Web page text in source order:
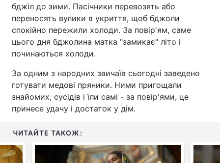
бджіл до зими. Пасічники перевозять або
переносять вулики в укриття, щоб бджоли
спокійно пережили холоди. За повір'ям, саме
цього дня бджолина матка "замикає" літо і
починаються холоди.
За одним з народних звичаїв сьогодні заведено
готувати медові пряники. Ними пригощали
знайомих, сусідів і їли самі - за повір'ями, це
принесе удачу і достаток у дім.
ЧИТАЙТЕ ТАКОЖ: